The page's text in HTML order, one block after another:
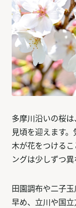
多摩川沿いの桜
見頃を迎えます
木が花をつける
ングは少しずつ異
田園調布や二子
早め、立川や国